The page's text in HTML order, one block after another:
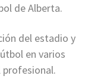
de Alberta.
del estadio y
en varios
profesional.